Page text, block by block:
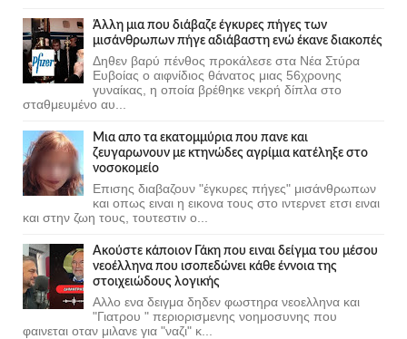
Άλλη μια που διάβαζε έγκυρες πήγες των
μισάνθρωπων πήγε αδιάβαστη ενώ έκανε διακοπές
Δηθεν βαρύ πένθος προκάλεσε στα Νέα Στύρα
Ευβοίας ο αιφνίδιος θάνατος μιας 56χρονης
γυναίκας, η οποία βρέθηκε νεκρή δίπλα στο
σταθμευμένο αυ...
Μια απο τα εκατομμύρια που πανε και
ζευγαρωνουν με κτηνώδες αγρίμια κατέληξε στο
νοσοκομείο
Επισης διαβαζουν "έγκυρες πήγες" μισάνθρωπων
και οπως ειναι η εικονα τους στο ιντερνετ ετσι ειναι
και στην ζωη τους, τουτεστιν ο...
Ακούστε κάποιον Γάκη που ειναι δείγμα του μέσου
νεοέλληνα που ισοπεδώνει κάθε έννοια της
στοιχειώδους λογικής
Αλλο ενα δειγμα δηδεν φωστηρα νεοελληνα και
"Γιατρου " περιορισμενης νοημοσυνης που
φαινεται οταν μιλανε για "ναζι" κ...